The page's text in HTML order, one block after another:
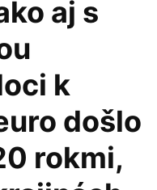
aj s
k
došlo
rokmi,